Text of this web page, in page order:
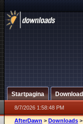
Startpagina
8/7/2026 1:58:48 PM
AfterDawn > Downloads >